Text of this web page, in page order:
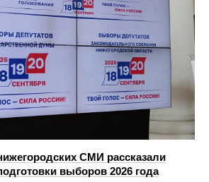
СМИ рассказали
выборов 2026 года